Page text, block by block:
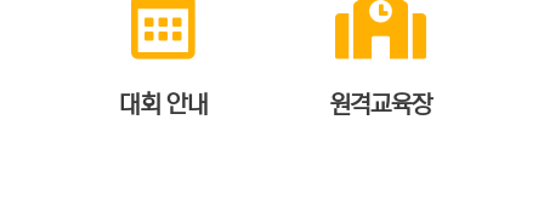
대회 안내 원격교육장